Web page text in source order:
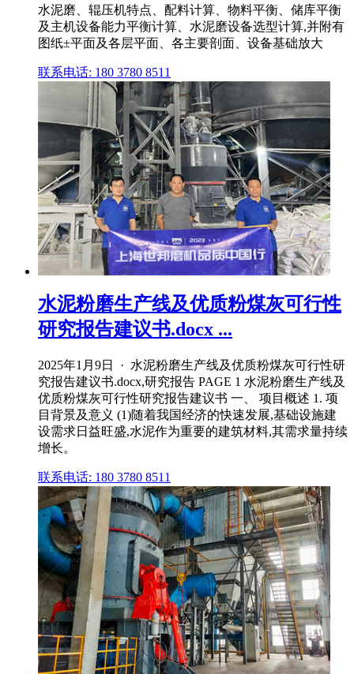
水泥磨、辊压机特点、配料计算、物料平衡、储库平衡
及主机设备能力平衡计算、水泥磨设备选型计算,并附有
图纸±平面及各层平面、各主要剖面、设备基础放大
联系电话: 180 3780 8511
水泥粉磨生产线及优质粉煤灰可行性
研究报告建议书.docx ...
2025年1月9日 · 水泥粉磨生产线及优质粉煤灰可行性研
究报告建议书.docx,研究报告 PAGE 1 水泥粉磨生产线及
优质粉煤灰可行性研究报告建议书 一、 项目概述 1. 项
目背景及意义 (1)随着我国经济的快速发展,基础设施建
设需求日益旺盛,水泥作为重要的建筑材料,其需求量持续
增长。
联系电话: 180 3780 8511